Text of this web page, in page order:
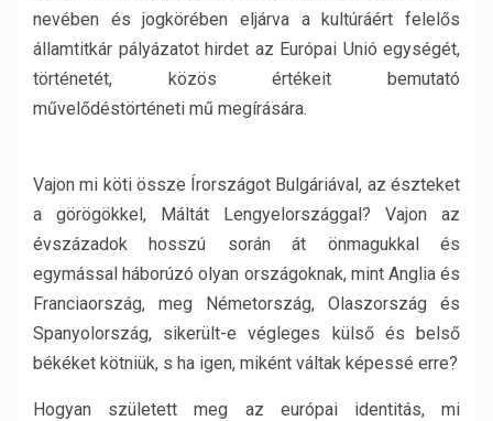
nevében és jogkörében eljárva a kultúráért felelős
államtitkár pályázatot hirdet az Európai Unió egységét,
történetét, közös értékeit bemutató
művelődéstörténeti mű megírására.
Vajon mi köti össze Írországot Bulgáriával, az észteket
a görögökkel, Máltát Lengyelországgal? Vajon az
évszázadok hosszú során át önmagukkal és
egymással háborúzó olyan országoknak, mint Anglia és
Franciaország, meg Németország, Olaszország és
Spanyolország, sikerült-e végleges külső és belső
békéket kötniük, s ha igen, miként váltak képessé erre?
Hogyan született meg az európai identitás, mi